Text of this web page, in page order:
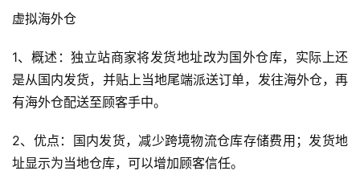
销
跨
境
导
航
虚拟海外仓
1、概述：独立站商家将发货地址改为国外仓库，实际上还
是从国内发货，并贴上当地尾端派送订单，发往海外仓，再
有海外仓配送至顾客手中。
2、优点：国内发货，减少跨境物流仓库存储费用；发货地
址显示为当地仓库，可以增加顾客信任。